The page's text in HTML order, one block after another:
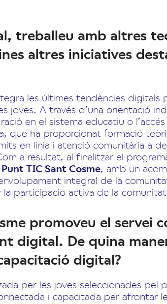
treballeu amb altres
altres iniciatives
les últimes tendències digitals
joves. A través d’una orientació
en el sistema educatiu o l’accés
que ha proporcionat formació
en línia i atenció comunitària a
a resultat, al finalitzar el
Punt TIC Sant Cosme, amb un
integral de la
participació activa de la
promoveu el servei
digital. De quina
digital?
per les joves seleccionades pel
i capacitada per afrontar